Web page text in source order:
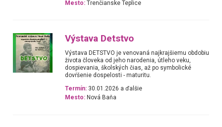
Mesto: Trenčianske Teplice
Výstava Detstvo
Výstava DETSTVO je venovaná najkrajšiemu obdobiu
života človeka od jeho narodenia, útleho veku,
dospievania, školských čias, až po symbolické
dovŕšenie dospelosti - maturitu.
Termín: 30.01.2026 a ďalšie
Mesto: Nová Baňa